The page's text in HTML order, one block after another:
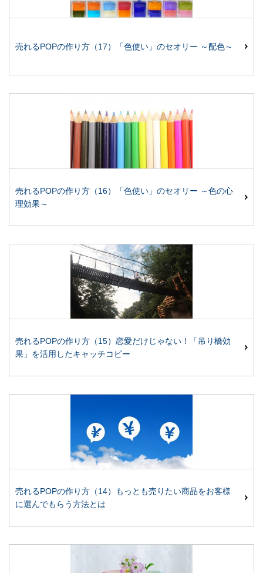
売れるPOPの作り方（17）「色使い」のセオリー ～配色～
売れるPOPの作り方（16）「色使い」のセオリー ～色の心
理効果～
売れるPOPの作り方（15）恋愛だけじゃない！「吊り橋効
果」を活用したキャッチコピー
売れるPOPの作り方（14）もっとも売りたい商品をお客様
に選んでもらう方法とは